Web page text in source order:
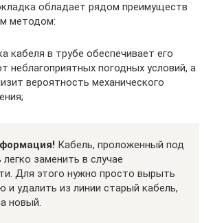
обладает рядом преимуществ
методом:
кабеля в трубе обеспечивает его
неблагоприятных погодных условий, а
вероятность механического
Кабель, проложенный под
легко заменить в случае
Для этого нужно просто вырыть
и удалить из линии старый кабель,
новый.